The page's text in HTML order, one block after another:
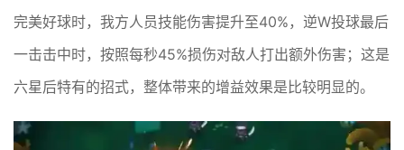
完美好球时，我方人员技能伤害提升至40%，逆W投球最后
一击击中时，按照每秒45%损伤对敌人打出额外伤害；这是
六星后特有的招式，整体带来的增益效果是比较明显的。